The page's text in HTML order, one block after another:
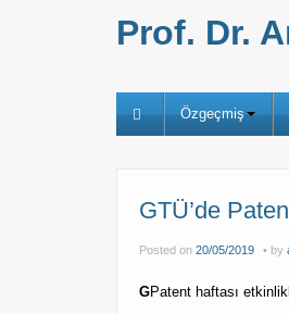
Prof. Dr.
Özgeçmiş
GTÜ’de
Posted on 20/05/2019 by
GPatent haftası